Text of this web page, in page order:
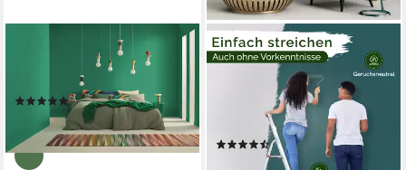
Wandfarbe Alpina PANTONE®
1L + Rührholz
(1)
17,99 €
(17,99 €/ 1 l)
VELUXIS
Wandfarbe Veluxis®
Wandfarbe Universal,
Deckkraft-Klasse 1,
Streifenfrei, tropfarm & VOC-
frei
(19)